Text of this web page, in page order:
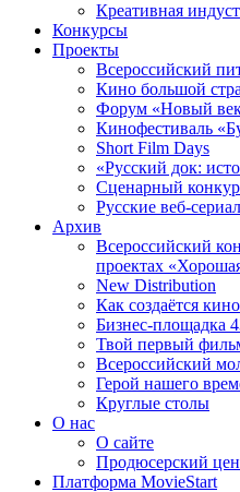
Креативная
Конкурсы
Проекты
Всероссийский
Кино большой
Форум «Новый
Кинофестиваль
Short Film Days
«Русский док:
Сценарный
Русские веб-
Архив
Всероссийский
проектах
New Distribution
Как создаётся кино
Бизнес-
Твой первый
Всероссийский
Герой нашего
Круглые столы
О нас
О сайте
Продюсерский
Платформа MovieStart